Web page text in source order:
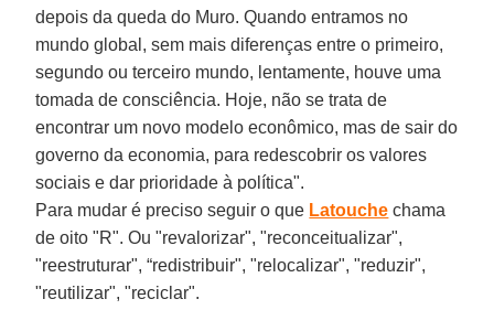
depois da queda do Muro. Quando entramos no
mundo global, sem mais diferenças entre o primeiro,
segundo ou terceiro mundo, lentamente, houve uma
tomada de consciência. Hoje, não se trata de
encontrar um novo modelo econômico, mas de sair do
governo da economia, para redescobrir os valores
sociais e dar prioridade à política".
Para mudar é preciso seguir o que Latouche chama
de oito "R". Ou "revalorizar", "reconceitualizar",
"reestruturar", “redistribuir", "relocalizar", "reduzir",
"reutilizar", "reciclar".